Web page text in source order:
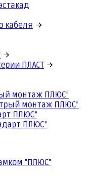
кабеля
ПЛАСТ
монтаж ПЛЮС"
монтаж ПЛЮС"
ПЛЮС"
ПЛЮС"
"ПЛЮС"